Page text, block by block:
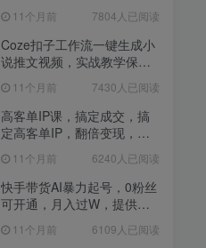
11个月前 7804人已阅读
Coze扣子工作流一键生成小
说推文视频，实战教学保姆
11个月前 7430人已阅读
高客单IP课，搞定成交，搞
定高客单IP，翻倍变现，轻
11个月前 6240人已阅读
快手带货AI暴力起号，0粉丝
可开通，月入过W，提供账
项目【揭秘】
11个月前 6109人已阅读